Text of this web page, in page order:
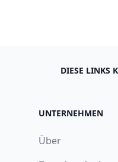
DIESE LINKS
UNTERNEHMEN
Über